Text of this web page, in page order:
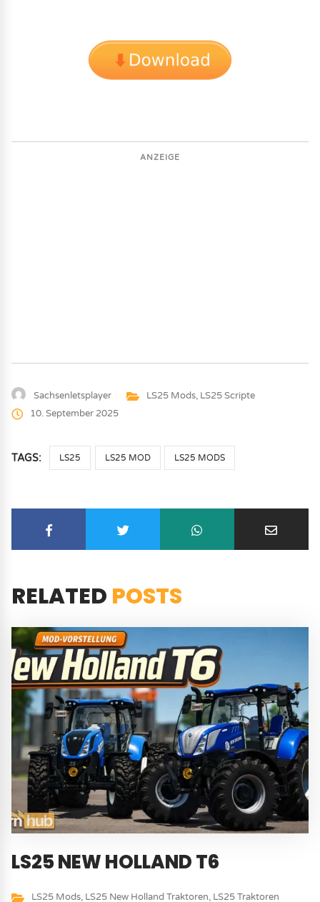
ANZEIGE
Sachsenletsplayer LS25 Mods, LS25 Scripte
10. September 2025
TAGS: LS25 LS25 MOD LS25 MODS
RELATED POSTS
LS25 NEW HOLLAND T6
LS25 Mods, LS25 New Holland Traktoren, LS25 Traktoren